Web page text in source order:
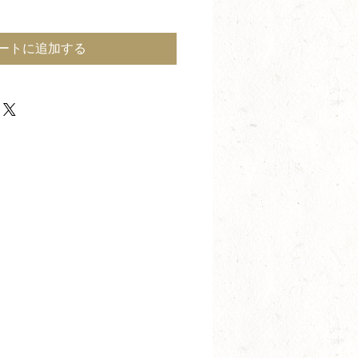
トに追加する